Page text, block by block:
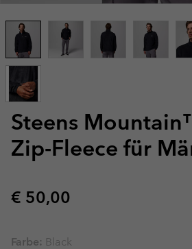
Steens
Zip-Fleece für
Regular price:
€ 50,00
Farbe: Black